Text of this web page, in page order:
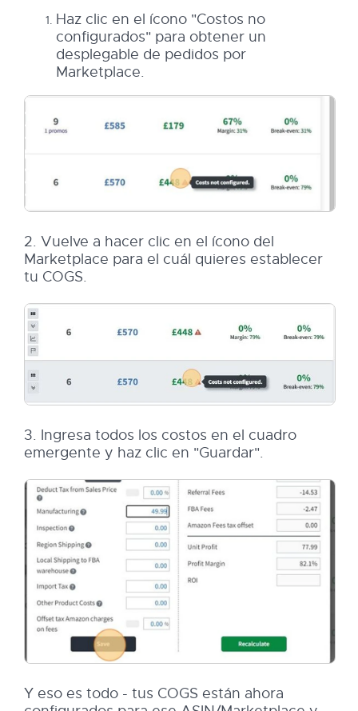
Haz clic en el ícono "Costos no
configurados" para obtener un
desplegable de pedidos por
Marketplace.
2. Vuelve a hacer clic en el ícono del
Marketplace para el cuál quieres establecer
tu COGS.
3. Ingresa todos los costos en el cuadro
emergente y haz clic en "Guardar".
Y eso es todo - tus COGS están ahora